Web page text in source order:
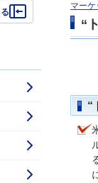
マーケ
“
“